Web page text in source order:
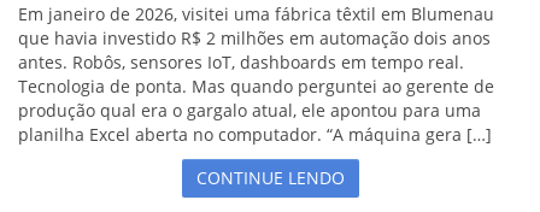
Em janeiro de 2026, visitei uma fábrica têxtil em Blumenau
que havia investido R$ 2 milhões em automação dois anos
antes. Robôs, sensores IoT, dashboards em tempo real.
Tecnologia de ponta. Mas quando perguntei ao gerente de
produção qual era o gargalo atual, ele apontou para uma
planilha Excel aberta no computador. “A máquina gera […]
CONTINUE LENDO